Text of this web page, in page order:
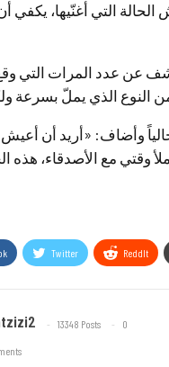
التي أغنّيها، يكفي
عن عدد المرات التي وقع
وأضاف: «أريد أن
وقتي مع الأصدقاء، هذه
Twitter ReddIt
13348 Posts 0